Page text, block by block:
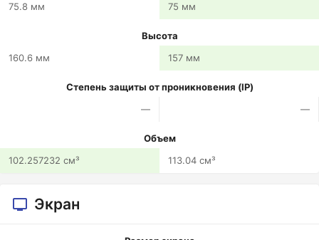
75.8 мм
75 мм
Высота
160.6 мм
157 мм
Степень защиты от проникновения (IP)
—
—
Объем
102.257232 см³
113.04 см³
Экран